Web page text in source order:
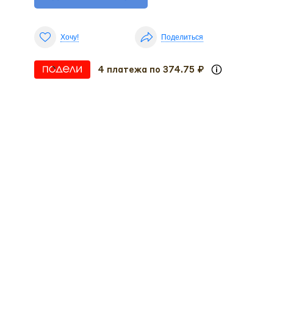
Хочу! Поделиться
4 платежа по 374.75 ₽